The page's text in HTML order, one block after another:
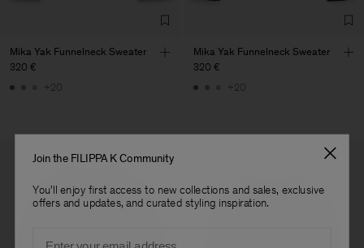
Mika Yak Funnelneck Sweater
320 €
+20
Mika Yak Funnelneck Sweater
320 €
+20
Join the FILIPPA K Community
You'll enjoy first access to new collections and sales, exclusive
offers and updates, and curated styling inspiration.